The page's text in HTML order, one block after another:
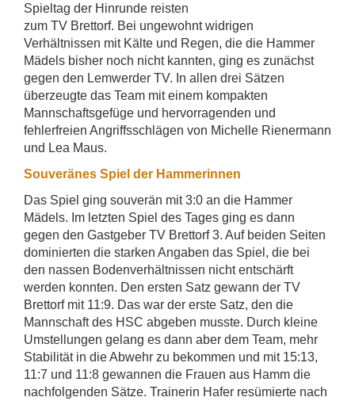
Spieltag der Hinrunde reisten
zum TV Brettorf. Bei ungewohnt widrigen
Verhältnissen mit Kälte und Regen, die die Hammer
Mädels bisher noch nicht kannten, ging es zunächst
gegen den Lemwerder TV. In allen drei Sätzen
überzeugte das Team mit einem kompakten
Mannschaftsgefüge und hervorragenden und
fehlerfreien Angriffsschlägen von Michelle Rienermann
und Lea Maus.
Souveränes Spiel der Hammerinnen
Das Spiel ging souverän mit 3:0 an die Hammer
Mädels. Im letzten Spiel des Tages ging es dann
gegen den Gastgeber TV Brettorf 3. Auf beiden Seiten
dominierten die starken Angaben das Spiel, die bei
den nassen Bodenverhältnissen nicht entschärft
werden konnten. Den ersten Satz gewann der TV
Brettorf mit 11:9. Das war der erste Satz, den die
Mannschaft des HSC abgeben musste. Durch kleine
Umstellungen gelang es dann aber dem Team, mehr
Stabilität in die Abwehr zu bekommen und mit 15:13,
11:7 und 11:8 gewannen die Frauen aus Hamm die
nachfolgenden Sätze. Trainerin Hafer resümierte nach